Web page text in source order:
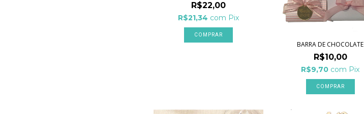
R$22,00
R$21,34 com Pix
COMPRAR
BARRA DE CHOCOLATE
R$10,00
R$9,70 com Pix
COMPRAR